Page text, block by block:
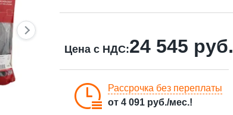
Цена с НДС:24 545 руб.
Рассрочка без переплаты
от 4 091руб./мес.!